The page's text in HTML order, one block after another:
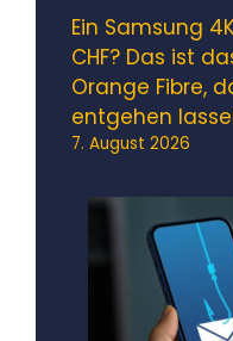
Ein Samsung
CHF? Das ist
Orange Fibre,
entgehen
7. August 2026